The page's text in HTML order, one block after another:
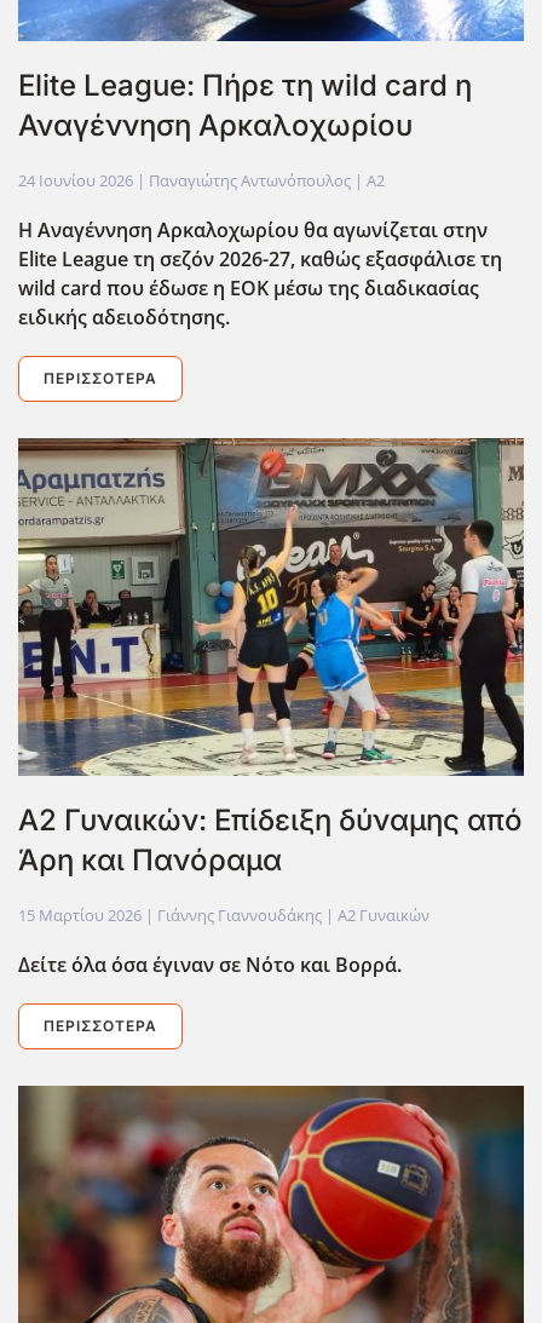
Elite League: Πήρε τη wild card η
Αναγέννηση Αρκαλοχωρίου
24 Ιουνίου 2026 | Παναγιώτης Αντωνόπουλος | A2
Η Αναγέννηση Αρκαλοχωρίου θα αγωνίζεται στην
Elite League τη σεζόν 2026-27, καθώς εξασφάλισε τη
wild card που έδωσε η ΕΟΚ μέσω της διαδικασίας
ειδικής αδειοδότησης.
ΠΕΡΙΣΣΌΤΕΡΑ
Α2 Γυναικών: Επίδειξη δύναμης από
Άρη και Πανόραμα
15 Μαρτίου 2026 | Γιάννης Γιαννουδάκης | Α2 Γυναικών
Δείτε όλα όσα έγιναν σε Νότο και Βορρά.
ΠΕΡΙΣΣΌΤΕΡΑ